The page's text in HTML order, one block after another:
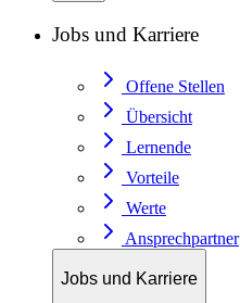
Jobs und Karriere
Offene Stellen
Übersicht
Lernende
Vorteile
Werte
Ansprechpartner
Jobs und Karriere